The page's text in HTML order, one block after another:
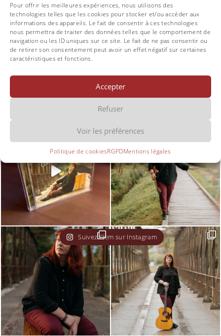
Pour offrir les meilleures expériences, nous utilisons des
technologies telles que les cookies pour stocker et/ou accéder aux
informations des appareils. Le fait de consentir à ces technologies
nous permettra de traiter des données telles que le comportement de
navigation ou les ID uniques sur ce site. Le fait de ne pas consentir ou
de retirer son consentement peut avoir un effet négatif sur certaines
caractéristiques et fonctions.
Accepter
Refuser
Voir les préférences
Politique de cookiesRGPDMentions légales
Voir plus de vidéos
clemsmusiclive
Suivez Clem sur Instagram